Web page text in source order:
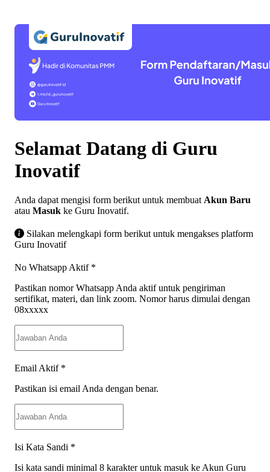
Selamat Datang di Guru
Inovatif
Anda dapat mengisi form berikut untuk membuatAkun Baru
atau Masuk ke Guru Inovatif.
Silakan melengkapi form berikut untuk mengakses platform
Guru Inovatif
No Whatsapp Aktif *
Pastikan nomor Whatsapp Anda aktif untuk pengiriman
sertifikat, materi, dan link zoom. Nomor harus dimulai dengan
08xxxxx
Email Aktif *
Pastikan isi email Anda dengan benar.
Isi Kata Sandi *
Isi kata sandi minimal 8 karakter untuk masuk ke Akun Guru